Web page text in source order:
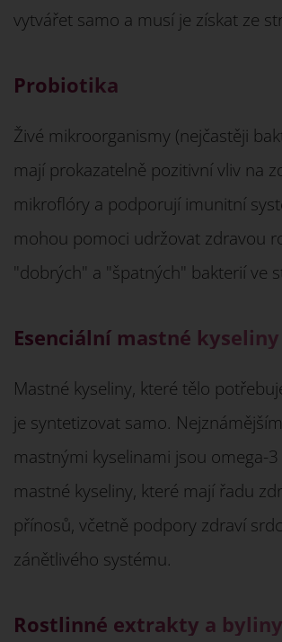
vytvářet samo a musí je získat ze
Probiotika
Živé mikroorganismy (nejčastěji
mají prokazatelně pozitivní vliv na
mikroflóry a podporují imunitní
mohou pomoci udržovat zdravou
"dobrých" a "špatných" bakterií ve
Esenciální mastné kyseliny
Mastné kyseliny, které tělo
je syntetizovat samo.
mastnými kyselinami jsou omega-
mastné kyseliny, které mají řadu
přínosů, včetně podpory zdraví
zánětlivého systému.
Rostlinné extrakty a byliny